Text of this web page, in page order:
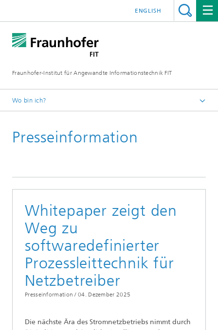
Fraunhofer-Institut für Angewandte Informationstechnik FIT
ENGLISH
Wo bin ich?
Presseinformation
Whitepaper zeigt den
Weg zu
softwaredefinierter
Prozessleittechnik für
Netzbetreiber
Presseinformation / 04. Dezember 2025
Die nächste Ära des Stromnetzbetriebs nimmt durch